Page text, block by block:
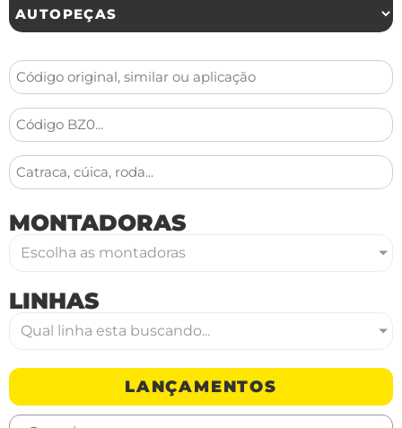
MONTADORAS
Escolha as montadoras
LINHAS
Qual linha esta buscando...
LANÇAMENTOS